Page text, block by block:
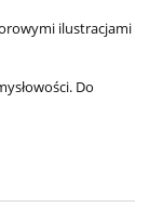
ilustracjami
Do